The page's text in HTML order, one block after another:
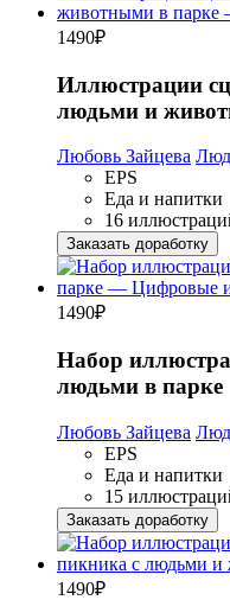
1490₽
Иллюстрации
людьми и
Любовь Зайцева
EPS
Еда и напитки
16
Заказать доработку
1490₽
Набор
людьми в парке
Любовь Зайцева
EPS
Еда и напитки
15
Заказать доработку
1490₽